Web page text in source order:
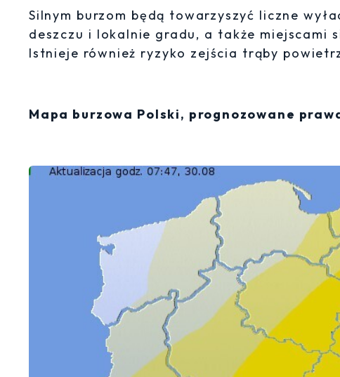
Silnym burzom będą towarzyszyć liczne
deszczu i lokalnie gradu, a także miejscami
Istnieje również ryzyko zejścia trąby
Mapa burzowa Polski, prognozowane